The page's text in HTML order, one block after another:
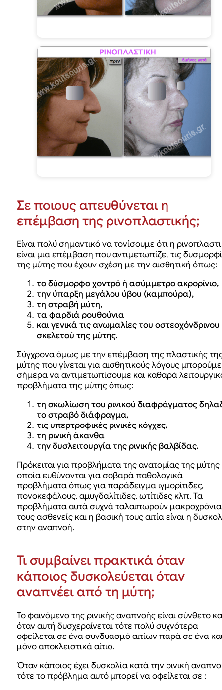
Σε ποιους απευθύνεται η
επέμβαση της ρινοπλαστικής;
Είναι πολύ σημαντικό να τονίσουμε ότι η
είναι μια επέμβαση που αντιμετωπίζει τις
της μύτης που έχουν σχέση με την αισθητική όπως:
το δύσμορφο χοντρό ή ασύμμετρο ακρορίνιο,
την ύπαρξη μεγάλου ύβου (καμπούρα),
τη στραβή μύτη,
τα φαρδιά ρουθούνια
και γενικά τις ανωμαλίες του οστεοχόνδρινου
σκελετού της μύτης.
Σύγχρονα όμως με την επέμβαση της πλαστικής
μύτης που γίνεται για αισθητικούς λόγους μπορούμε
σήμερα να αντιμετωπίσουμε και καθαρά
προβλήματα της μύτης όπως:
τη σκωλίωση του ρινικού διαφράγματος
το στραβό διάφραγμα,
τις υπερτροφικές ρινικές κόγχες,
τη ρινική άκανθα
την δυσλειτουργία της ρινικής βαλβίδας.
Πρόκειται για προβλήματα της ανατομίας της μύτης
οποία ευθύνονται για σοβαρά παθολογικά
προβλήματα όπως για παράδειγμα ιγμορίτιδες,
πονοκεφάλους, αμυγδαλίτιδες, ωτίτιδες κλπ. Τα
προβλήματα αυτά συχνά ταλαιπωρούν μακροχρόνια
τους ασθενείς και η βασική τους αιτία είναι η
στην αναπνοή.
Τι συμβαίνει πρακτικά όταν
κάποιος δυσκολεύεται όταν
αναπνέει από τη μύτη;
Το φαινόμενο της ρινικής αναπνοής είναι σύνθετο
όταν αυτή δυσχεραίνεται τότε πολύ συχνότερα
οφείλεται σε ένα συνδυασμό αιτίων παρά σε ένα
μόνο αποκλειστικά αίτιο.
Όταν κάποιος έχει δυσκολία κατά την ρινική
τότε το πρόβλημα αυτό μπορεί να οφείλεται σε :